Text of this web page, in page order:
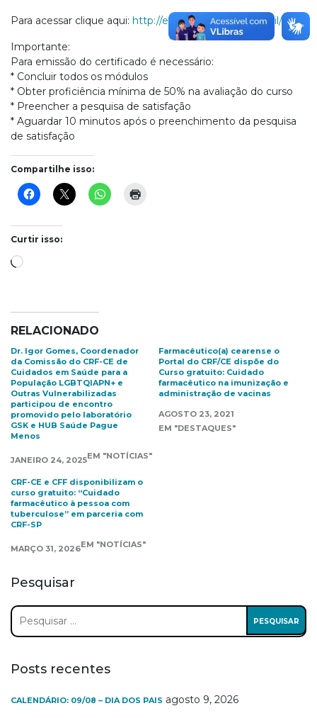
Para acessar clique aqui: http://ensino.crfsp.org.br/brasil/
Importante:
Para emissão do certificado é necessário:
* Concluir todos os módulos
* Obter proficiência mínima de 50% na avaliação do curso
* Preencher a pesquisa de satisfação
* Aguardar 10 minutos após o preenchimento da pesquisa
de satisfação
Compartilhe isso:
Curtir isso:
Carregando...
RELACIONADO
Dr. Igor Gomes, Coordenador
da Comissão do CRF-CE de
Cuidados em Saúde para a
População LGBTQIAPN+ e
Outras Vulnerabilizadas
participou de encontro
promovido pelo laboratório
GSK e HUB Saúde Pague
Menos
JANEIRO 24, 2025EM "NOTÍCIAS"
Farmacêutico(a) cearense o
Portal do CRF/CE dispõe do
Curso gratuito: Cuidado
farmacêutico na imunização e
administração de vacinas
AGOSTO 23, 2021
EM "DESTAQUES"
CRF-CE e CFF disponibilizam o
curso gratuito: “Cuidado
farmacêutico à pessoa com
tuberculose” em parceria com
CRF-SP
MARÇO 31, 2026EM "NOTÍCIAS"
Pesquisar
Pesquisar
por:
Posts recentes
CALENDÁRIO: 09/08 – DIA DOS PAIS agosto 9, 2026